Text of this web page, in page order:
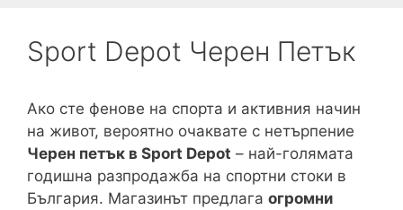
Sport Depot Черен Петък
Ако сте фенове на спорта и активния начин
на живот, вероятно очаквате с нетърпение
Черен петък в Sport Depot – най-голямата
годишна разпродажба на спортни стоки в
България. Магазинът предлага огромни